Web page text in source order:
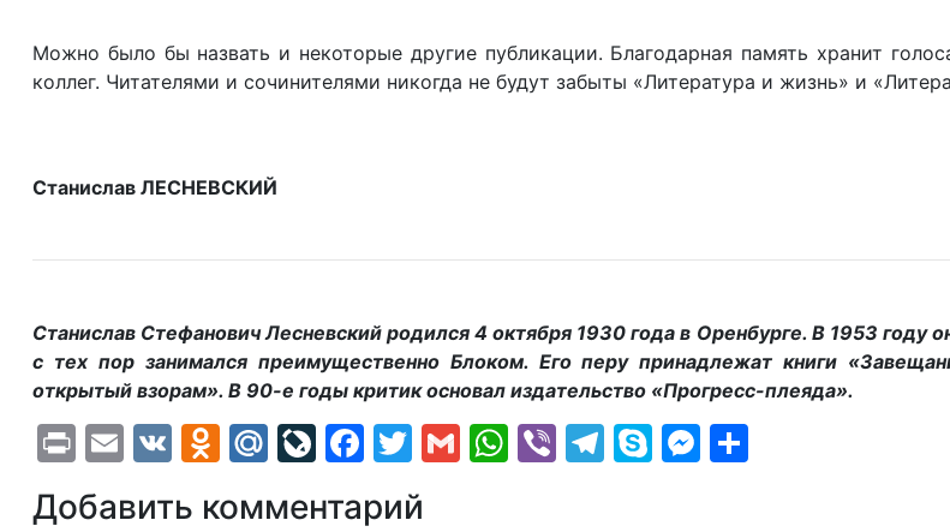
Можно было бы назвать и некоторые другие публикации. Благодарная память хранит
коллег. Читателями и сочинителями никогда не будут забыты «Литература и жизнь» и
Станислав ЛЕСНЕВСКИЙ
Станислав Стефанович Лесневский родился 4 октября 1930 года в Оренбурге. В 1953 году
с тех пор занимался преимущественно Блоком. Его перу принадлежат книги
открытый взорам». В 90-е годы критик основал издательство «Прогресс-плеяда».
PrintEmail
VK Odnoklassniki
Mail.Ru
LiveJournal
Facebook
Twitter
GmailWhatsApp
ViberTelegram
SkypeMessenger
Добавить комментарий